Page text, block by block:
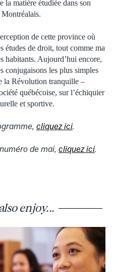
la matière étudiée dans son
de cette province où
études de droit, tout comme ma
habitants. Aujourd’hui encore,
conjugaisons les plus simples
la Révolution tranquille –
québécoise, sur l’échiquier
et sportive.
cliquez ici.
de mai, cliquez ici.
enjoy...